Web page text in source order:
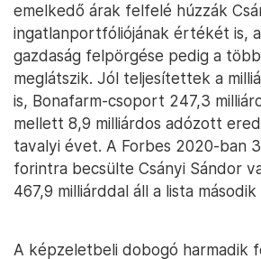
emelkedő árak felfelé húzzák
ingatlanportfóliójának értékét is,
gazdaság felpörgése pedig a
meglátszik. Jól teljesítettek a
is, Bonafarm-csoport 247,3
mellett 8,9 milliárdos adózott
tavalyi évet. A Forbes 2020-ban
forintra becsülte Csányi Sándor
467,9 milliárddal áll a lista
A képzeletbeli dobogó harmadik